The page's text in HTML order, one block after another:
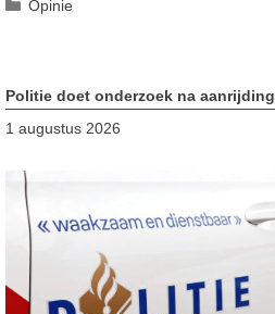
Opinie
Politie doet onderzoek na aanrijding
1 augustus 2026